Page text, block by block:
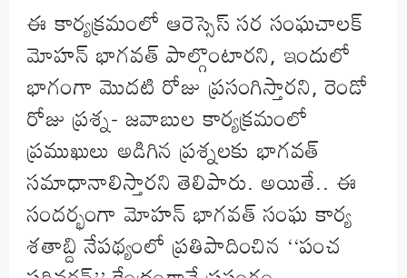
ఈ కార్యక్రమంలో ఆరెస్సెస్ సర సంఘచాలక్
మోహన్ భాగవత్ పాల్గొంటారని, ఇందులో
భాగంగా మొదటి రోజు ప్రసంగిస్తారని, రెండో
రోజు ప్రశ్న- జవాబుల కార్యక్రమంలో
ప్రముఖులు అడిగిన ప్రశ్నలకు భాగవత్
సమాధానాలిస్తారని తెలిపారు. అయితే.. ఈ
సందర్భంగా మోహన్ భాగవత్ సంఘ కార్య
శతాబ్ది నేపథ్యంలో ప్రతిపాదించిన ‘‘పంచ